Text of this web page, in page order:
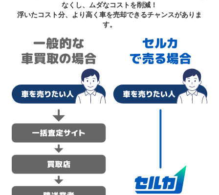
なくし、ムダなコストを削減！
浮いたコスト分、より高く車を売却できるチャンスがありま
す。